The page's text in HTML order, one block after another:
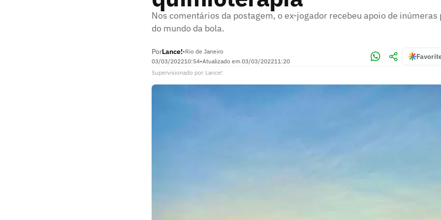
Nos comentários da postagem, o ex-jogador recebeu apoio de
do mundo da bola.
PorLance!•Rio de Janeiro
03/03/202210:54•Atualizado em 03/03/202211:20
Supervisionado por Lance!